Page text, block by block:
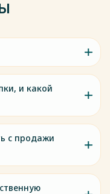
и какой
с продажи